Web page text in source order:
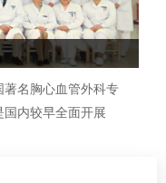
著名胸心血管外科专
内较早全面开展